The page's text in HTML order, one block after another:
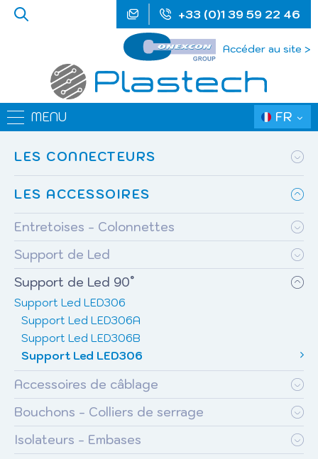
Accéder au site >
+33 (0)1 39 59 22 46
FR
MENU
LES CONNECTEURS
LES ACCESSOIRES
Entretoises - Colonnettes
Support de Led
Support de Led 90°
Support Led LED306
Support Led LED306A
Support Led LED306B
Support Led LED306
Accessoires de câblage
Bouchons - Colliers de serrage
Isolateurs - Embases